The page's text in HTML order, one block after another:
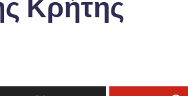
Κρήτης